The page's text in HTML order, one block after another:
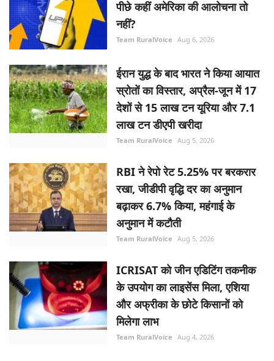
पीछे कहीं अमेरिका की आलोचना तो
नहीं?
Team RuralVoice Aug 6, 2026
ईरान युद्ध के बाद भारत ने किया आयात
स्रोतों का विस्तार, अप्रैल-जून में 17
देशों से 15 लाख टन यूरिया और 7.1
लाख टन डीएपी खरीदा
Team RuralVoice Aug 5, 2026
RBI ने रेपो रेट 5.25% पर बरकरार
रखा, जीडीपी वृद्धि दर का अनुमान
बढ़ाकर 6.7% किया, महंगाई के
अनुमान में कटौती
Team RuralVoice Aug 5, 2026
ICRISAT को जीन एडिटिंग तकनीक
के उपयोग का लाइसेंस मिला, एशिया
और अफ्रीका के छोटे किसानों को
मिलेगा लाभ
Team RuralVoice Aug 4, 2026